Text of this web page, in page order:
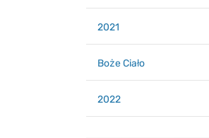
2021
Boże Ciało
2022